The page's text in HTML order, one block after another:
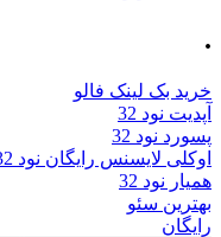
.
خرید بک لینک فالو
آپدیت نود 32
پسورد نود 32
اوکلی لایسنس رایگان نود 32
همیار نود 32
بهترین سئو
رایگان